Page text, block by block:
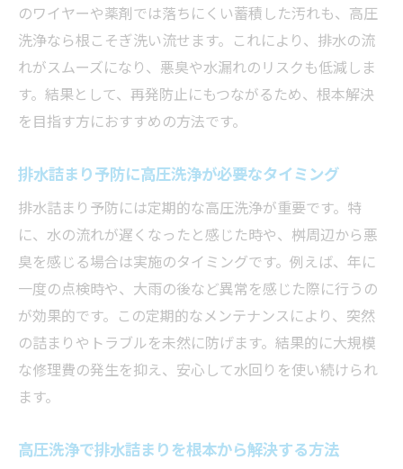
のワイヤーや薬剤では落ちにくい蓄積した汚れも、高圧
洗浄なら根こそぎ洗い流せます。これにより、排水の流
れがスムーズになり、悪臭や水漏れのリスクも低減しま
す。結果として、再発防止にもつながるため、根本解決
を目指す方におすすめの方法です。
排水詰まり予防に高圧洗浄が必要なタイミング
排水詰まり予防には定期的な高圧洗浄が重要です。特
に、水の流れが遅くなったと感じた時や、桝周辺から悪
臭を感じる場合は実施のタイミングです。例えば、年に
一度の点検時や、大雨の後など異常を感じた際に行うの
が効果的です。この定期的なメンテナンスにより、突然
の詰まりやトラブルを未然に防げます。結果的に大規模
な修理費の発生を抑え、安心して水回りを使い続けられ
ます。
高圧洗浄で排水詰まりを根本から解決する方法